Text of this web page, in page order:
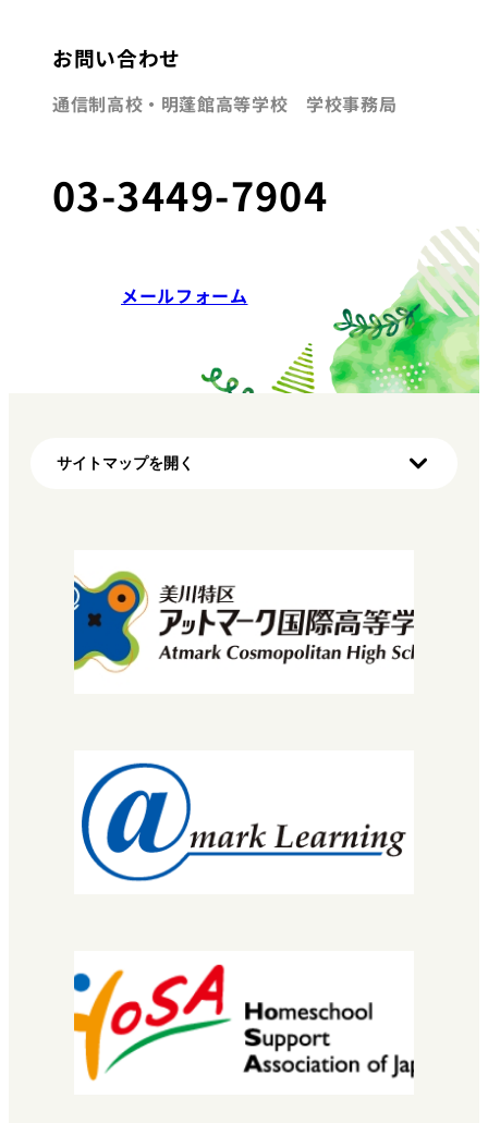
お問い合わせ
通信制高校・明蓬館高等学校 学校事務局
03-3449-7904
メールフォーム
サイトマップを開く
初めての方へ（明蓬館高校の特徴）
学び方
マイプロ
先生・コーチについて
バレエ・ダンサーコース
SNEC（スペシャルニーズ）
STEC
EuLa明蓬館中等部
スクールライフ
校長挨拶
教育理念・コンセプト
学校概要
進路実績
情報公開